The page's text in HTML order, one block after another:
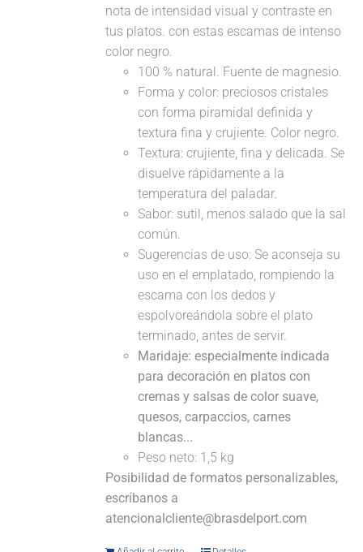
nota de intensidad visual y contraste en
tus platos. con estas escamas de intenso
color negro.
100 % natural. Fuente de magnesio.
Forma y color: preciosos cristales
con forma piramidal definida y
textura fina y crujiente. Color negro.
Textura: crujiente, fina y delicada. Se
disuelve rápidamente a la
temperatura del paladar.
Sabor: sutil, menos salado que la sal
común.
Sugerencias de uso: Se aconseja su
uso en el emplatado, rompiendo la
escama con los dedos y
espolvoreándola sobre el plato
terminado, antes de servir.
Maridaje: especialmente indicada
para decoración en platos con
cremas y salsas de color suave,
quesos, carpaccios, carnes
blancas...
Peso neto: 1,5 kg
Posibilidad de formatos personalizables,
escríbanos a
atencionalcliente@brasdelport.com